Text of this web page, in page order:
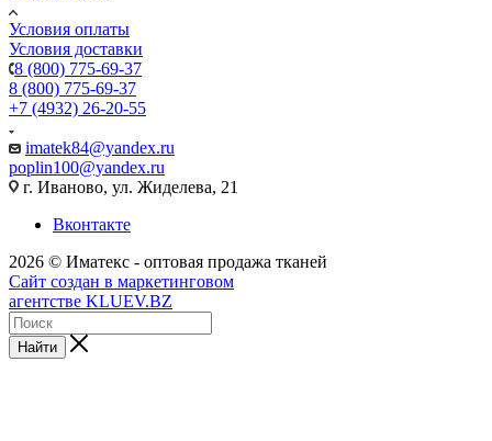
Условия оплаты
Условия доставки
8 (800) 775-69-37
8 (800) 775-69-37
+7 (4932) 26-20-55
imatek84@yandex.ru
poplin100@yandex.ru
г. Иваново, ул. Жиделева, 21
Вконтакте
2026 © Иматекс - оптовая продажа тканей
Сайт создан в маркетинговом
агентстве KLUEV.BZ
Найти